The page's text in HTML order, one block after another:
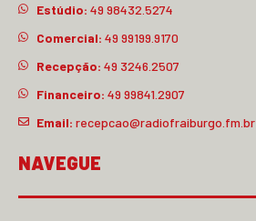
Estúdio: 49 98432.5274
Comercial: 49 99199.9170
Recepção: 49 3246.2507
Financeiro: 49 99841.2907
Email: recepcao@radiofraiburgo.fm.br
NAVEGUE